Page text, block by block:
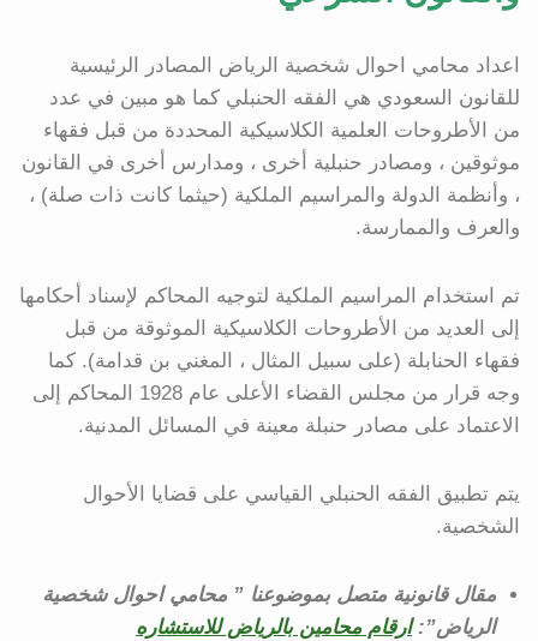
اعداد محامي احوال شخصية الرياض المصادر الرئيسية
للقانون السعودي هي الفقه الحنبلي كما هو مبين في عدد
من الأطروحات العلمية الكلاسيكية المحددة من قبل فقهاء
موثوقين ، ومصادر حنبلية أخرى ، ومدارس أخرى في القانون
، وأنظمة الدولة والمراسيم الملكية (حيثما كانت ذات صلة) ،
والعرف والممارسة.
تم استخدام المراسيم الملكية لتوجيه المحاكم لإسناد أحكامها
إلى العديد من الأطروحات الكلاسيكية الموثوقة من قبل
فقهاء الحنابلة (على سبيل المثال ، المغني بن قدامة). كما
وجه قرار من مجلس القضاء الأعلى عام 1928 المحاكم إلى
الاعتماد على مصادر حنبلة معينة في المسائل المدنية.
يتم تطبيق الفقه الحنبلي القياسي على قضايا الأحوال
الشخصية.
مقال قانونية متصل بموضوعنا ” محامي احوال شخصية
الرياض”:ارقام محامين بالرياض للاستشاره